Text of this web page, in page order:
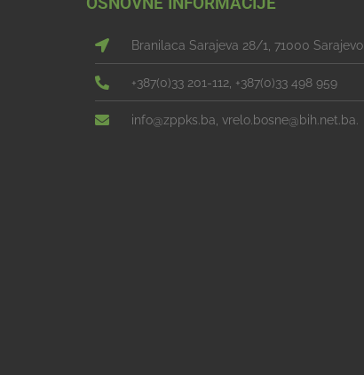
Branilaca Sarajeva 28/1, 71000 Sarajevo
+387(0)33 201-112, +387(0)33 498 959
info@zppks.ba, vrelo.bosne@bih.net.ba.